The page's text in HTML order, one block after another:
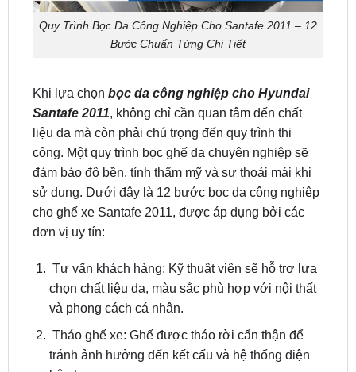
bọc da công nghiệp cho Hyundai
liệu da mà còn phải chú trọng đến quy trình thi
công. Một quy trình bọc ghế da chuyên nghiệp sẽ
đảm bảo độ bền, tính thẩm mỹ và sự thoải mái khi
sử dụng. Dưới đây là 12 bước bọc da công nghiệp
cho ghế xe Santafe 2011, được áp dụng bởi các
đơn vị uy tín:
Tư vấn khách hàng: Kỹ thuật viên sẽ hỗ trợ lựa
và phong cách cá nhân.
Tháo ghế xe: Ghế được tháo rời cẩn thận để
tránh ảnh hưởng đến kết cấu và hệ thống điện
bên trong.
Đo đạc và cắt da: Sử dụng thông số kỹ thuật để